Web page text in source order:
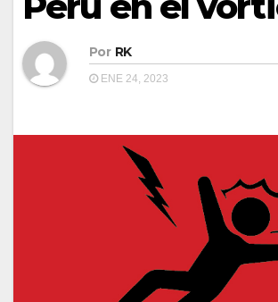
Por RK
ENE 24, 2023